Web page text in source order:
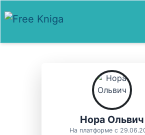
Нора Ольвич
На платформе с